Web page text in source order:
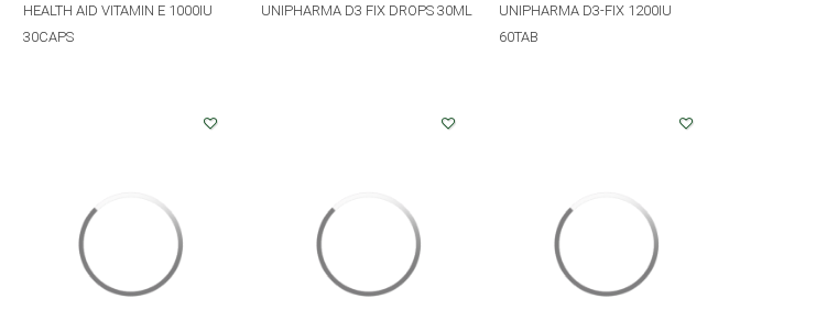
HEALTH AID VITAMIN E 1000IU
30CAPS
UNIPHARMA D3 FIX DROPS 30ML
UNIPHARMA D3-FIX 1200IU
60TAB